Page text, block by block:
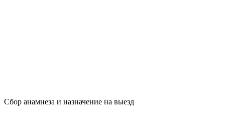
Сбор анамнеза и назначение на выезд